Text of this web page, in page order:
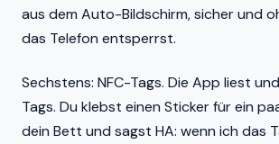
aus dem Auto-Bildschirm, sicher und
das Telefon entsperrst.
Sechstens: NFC-Tags. Die App liest
Tags. Du klebst einen Sticker für ein
dein Bett und sagst HA: wenn ich das